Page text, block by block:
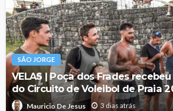
SÃO JORGE
VELAS | Poça dos Frades
do Circuito de Voleibol de Praia
Mauricio De Jesus 3 dias atrás